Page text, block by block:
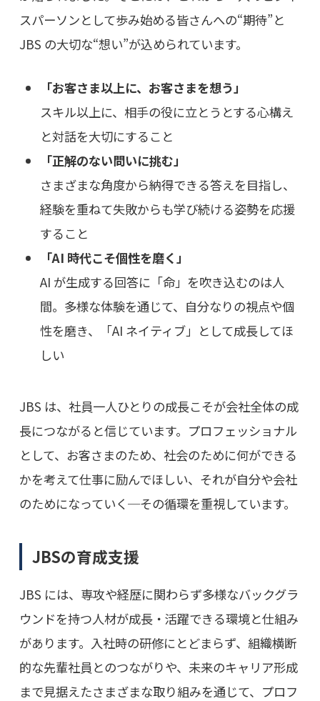
スパーソンとして歩み始める皆さんへの“期待”と
JBS の大切な“想い”が込められています。
「お客さま以上に、お客さまを想う」
スキル以上に、相手の役に立とうとする心構え
と対話を大切にすること
「正解のない問いに挑む」
さまざまな角度から納得できる答えを目指し、
経験を重ねて失敗からも学び続ける姿勢を応援
すること
「AI 時代こそ個性を磨く」
AI が生成する回答に「命」を吹き込むのは人
間。多様な体験を通じて、自分なりの視点や個
性を磨き、「AI ネイティブ」として成長してほ
しい
JBS は、社員一人ひとりの成長こそが会社全体の成
長につながると信じています。プロフェッショナル
として、お客さまのため、社会のために何ができる
かを考えて仕事に励んでほしい、それが自分や会社
のためになっていく─その循環を重視しています。
JBSの育成支援
JBS には、専攻や経歴に関わらず多様なバックグラ
ウンドを持つ人材が成長・活躍できる環境と仕組み
があります。入社時の研修にとどまらず、組織横断
的な先輩社員とのつながりや、未来のキャリア形成
まで見据えたさまざまな取り組みを通じて、プロフ